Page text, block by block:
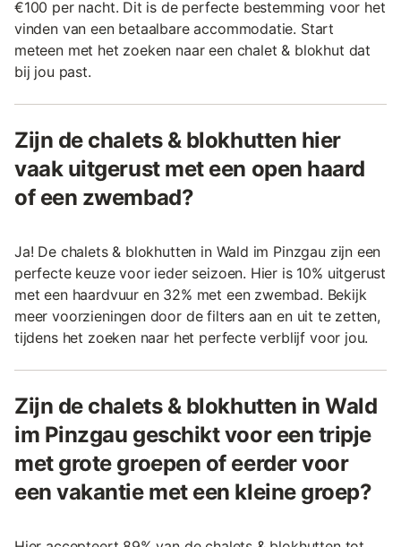
€100 per nacht. Dit is de perfecte bestemming voor het
vinden van een betaalbare accommodatie. Start
meteen met het zoeken naar een chalet & blokhut dat
bij jou past.
Zijn de chalets & blokhutten hier
vaak uitgerust met een open haard
of een zwembad?
Ja! De chalets & blokhutten in Wald im Pinzgau zijn een
perfecte keuze voor ieder seizoen. Hier is 10% uitgerust
met een haardvuur en 32% met een zwembad. Bekijk
meer voorzieningen door de filters aan en uit te zetten,
tijdens het zoeken naar het perfecte verblijf voor jou.
Zijn de chalets & blokhutten in Wald
im Pinzgau geschikt voor een tripje
met grote groepen of eerder voor
een vakantie met een kleine groep?